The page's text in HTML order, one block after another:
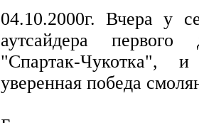
04.10.2000г. Вчера у
аутсайдера
"Спартак-Чукотка",
уверенная победа